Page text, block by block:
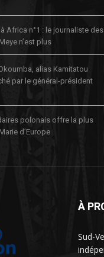
Africa n°1 : le journaliste des
n’est plus
alias Kamitatou
par le général-président
polonais offre la plus
d’Europe
À
Sud-